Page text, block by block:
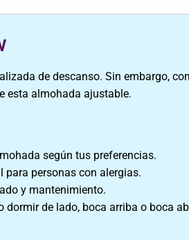
de descanso. Sin embargo,
esta almohada ajustable.
según tus preferencias.
para personas con alergias.
y mantenimiento.
dormir de lado, boca arriba o boca